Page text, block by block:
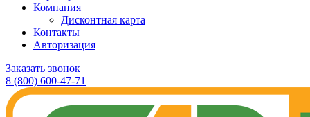
Компания
Дисконтная карта
Контакты
Авторизация
Заказать звонок
8 (800) 600-47-71